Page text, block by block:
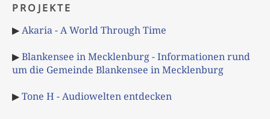
PROJEKTE
▶Akaria - A World Through Time
▶Blankensee in Mecklenburg - Informationen rund
um die Gemeinde Blankensee in Mecklenburg
▶Tone H - Audiowelten entdecken